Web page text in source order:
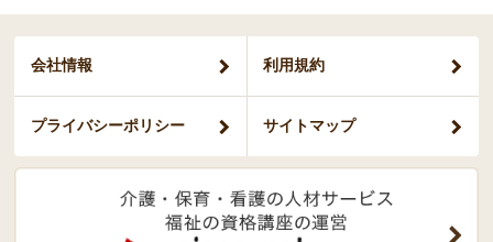
会社情報 利用規約
プライバシーポリシー サイトマップ